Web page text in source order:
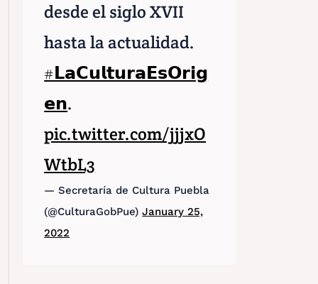
desde el siglo XVII
hasta la actualidad.
#𝗟𝗮𝗖𝘂𝗹𝘁𝘂𝗿𝗮𝗘𝘀𝗢𝗿𝗶𝗴
𝗲𝗻.
pic.twitter.com/jjjxO
WtbL3
— Secretaría de Cultura Puebla
(@CulturaGobPue)January 25,
2022